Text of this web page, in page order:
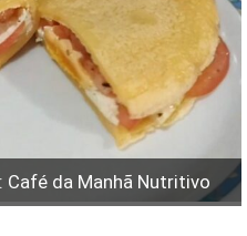
Café da Manhã Nutritivo